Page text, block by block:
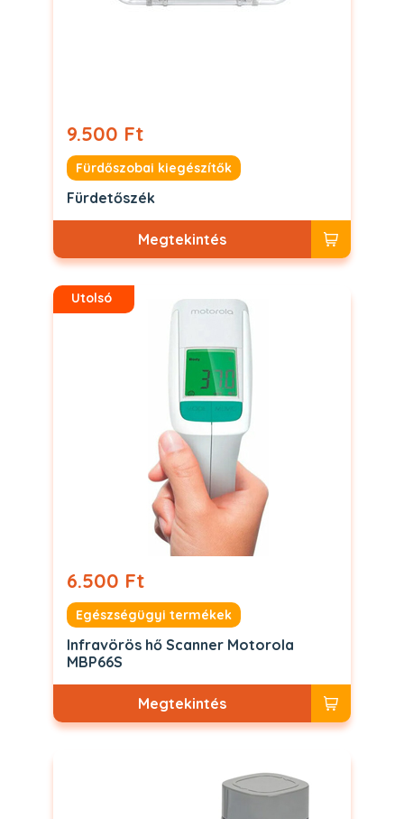
9.500 Ft
Fürdőszobai kiegészítők
Fürdetőszék
Megtekintés
Utolsó
6.500 Ft
Egészségügyi termékek
Infravörös hő Scanner Motorola
MBP66S
Megtekintés